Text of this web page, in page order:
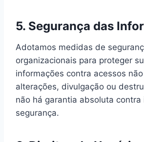
5. Segurança das
Adotamos medidas de
organizacionais para proteger
informações contra acessos
alterações, divulgação ou
não há garantia absoluta
segurança.